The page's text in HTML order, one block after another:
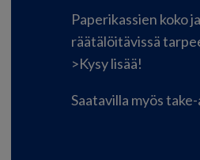
Paperikassien koko
räätälöitävissä
>Kysy lisää!
Saatavilla myös